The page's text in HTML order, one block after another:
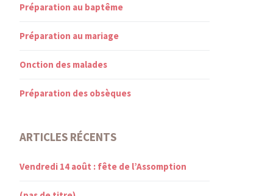
Préparation au baptême
Préparation au mariage
Onction des malades
Préparation des obsèques
ARTICLES RÉCENTS
Vendredi 14 août : fête de l’Assomption